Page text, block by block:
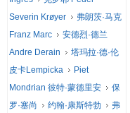
Severin Krøyer
弗朗茨·马克
Franz Marc
安德烈·德兰
Andre Derain
塔玛拉·德·伦
皮卡Lempicka
Piet
Mondrian 彼特·蒙德里安
保
罗·塞尚
约翰·康斯特勃
弗